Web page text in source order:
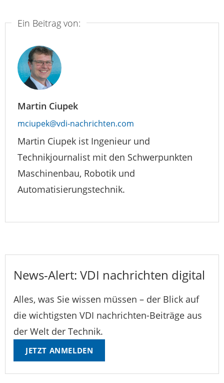
Ein Beitrag von:
Martin Ciupek
mciupek@vdi-nachrichten.com
Martin Ciupek ist Ingenieur und
Technikjournalist mit den Schwerpunkten
Maschinenbau, Robotik und
Automatisierungstechnik.
News-Alert: VDI nachrichten digital
Alles, was Sie wissen müssen – der Blick auf
die wichtigsten VDI nachrichten-Beiträge aus
der Welt der Technik.
JETZT ANMELDEN